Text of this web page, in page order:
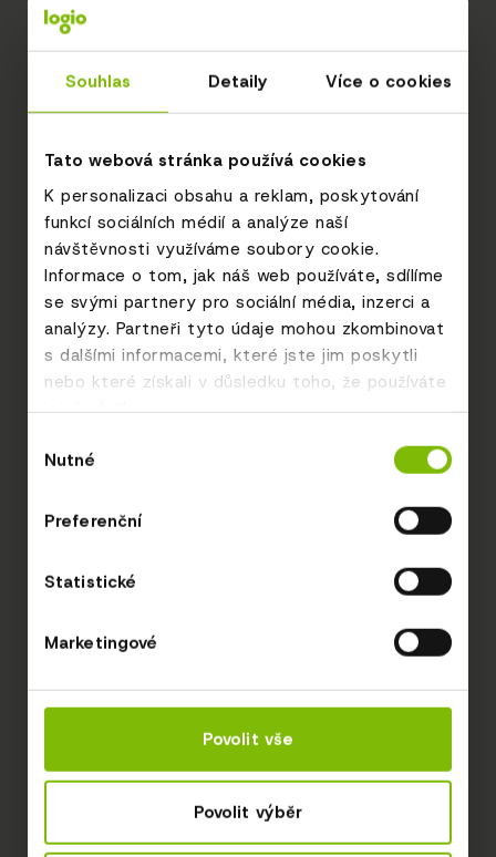
Souhlas Detaily Více o cookies
Tato webová stránka používá cookies
K personalizaci obsahu a reklam, poskytování
funkcí sociálních médií a analýze naší
návštěvnosti využíváme soubory cookie.
Informace o tom, jak náš web používáte, sdílíme
se svými partnery pro sociální média, inzerci a
analýzy. Partneři tyto údaje mohou zkombinovat
s dalšími informacemi, které jste jim poskytli
nebo které získali v důsledku toho, že používáte
jejich služby.
souhlasu
Nutné
Preferenční
Statistické
Marketingové
Povolit vše
Povolit výběr